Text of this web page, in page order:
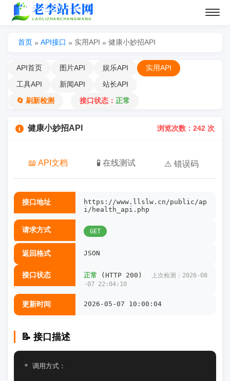
首页 » API接口 » 实用API » 健康小妙招API
API首页 图片API 娱乐API
实用API
工具API
新闻API
站长API
🔄 刷新检测
接口状态： 正常
健康小妙招API 浏览次数：242 次
📖 API文档 🧪 在线测试 ⚠️ 错误码
接口地址
https://www.llslw.cn/public/ap
i/health_api.php
请求方式 GET
返回格式 JSON
接口状态 正常 (HTTP 200)
上次检测：2026-08
-07 22:04:10
更新时间 2026-05-07 10:00:04
📝 接口描述
* 调用方式：